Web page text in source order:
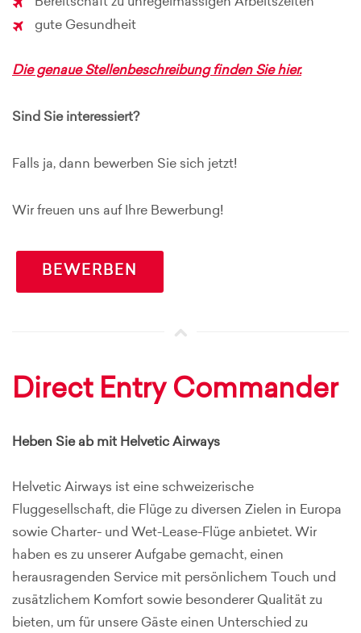
gute Gesundheit
Die genaue Stellenbeschreibung finden Sie hier.
Sind Sie interessiert?
Falls ja, dann bewerben Sie sich jetzt!
Wir freuen uns auf Ihre Bewerbung!
BEWERBEN
Direct Entry Commander
Heben Sie ab mit Helvetic Airways
Helvetic Airways ist eine schweizerische
Fluggesellschaft, die Flüge zu diversen Zielen in Europa
sowie Charter- und Wet-Lease-Flüge anbietet. Wir
haben es zu unserer Aufgabe gemacht, einen
herausragenden Service mit persönlichem Touch und
zusätzlichem Komfort sowie besonderer Qualität zu
bieten, um für unsere Gäste einen Unterschied zu